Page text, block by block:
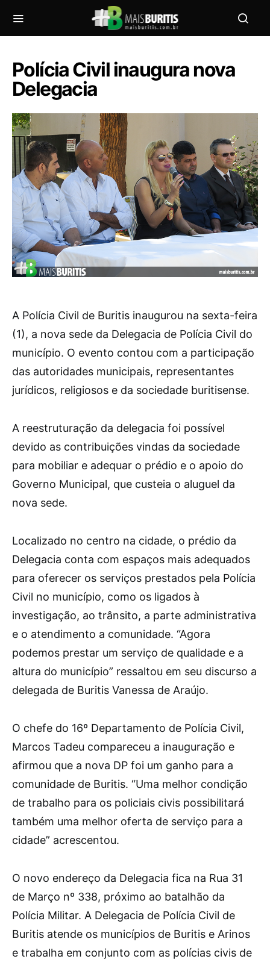
Polícia Civil inaugura nova
Delegacia
A Polícia Civil de Buritis inaugurou na sexta-feira
(1), a nova sede da Delegacia de Polícia Civil do
município. O evento contou com a participação
das autoridades municipais, representantes
jurídicos, religiosos e da sociedade buritisense.
A reestruturação da delegacia foi possível
devido as contribuições vindas da sociedade
para mobiliar e adequar o prédio e o apoio do
Governo Municipal, que custeia o aluguel da
nova sede.
Localizado no centro na cidade, o prédio da
Delegacia conta com espaços mais adequados
para oferecer os serviços prestados pela Polícia
Civil no município, como os ligados à
investigação, ao trânsito, a parte administrativa
e o atendimento a comunidade. “Agora
podemos prestar um serviço de qualidade e a
altura do município” ressaltou em seu discurso a
delegada de Buritis Vanessa de Araújo.
O chefe do 16º Departamento de Polícia Civil,
Marcos Tadeu compareceu a inauguração e
afirmou que a nova DP foi um ganho para a
comunidade de Buritis. “Uma melhor condição
de trabalho para os policiais civis possibilitará
também uma melhor oferta de serviço para a
cidade” acrescentou.
O novo endereço da Delegacia fica na Rua 31
de Março nº 338, próximo ao batalhão da
Polícia Militar. A Delegacia de Polícia Civil de
Buritis atende os municípios de Buritis e Arinos
e trabalha em conjunto com as polícias civis de